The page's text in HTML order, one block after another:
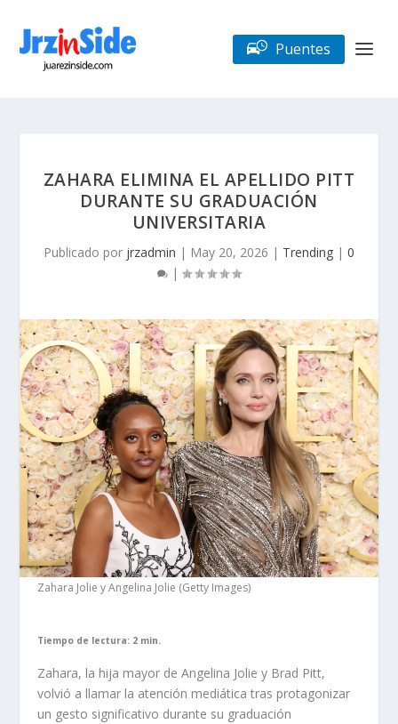
Puentes
ZAHARA ELIMINA EL APELLIDO PITT
DURANTE SU GRADUACIÓN
UNIVERSITARIA
Publicado por jrzadmin | May 20, 2026 | Trending | 0
|
Zahara Jolie y Angelina Jolie (Getty Images)
Tiempo de lectura: 2 min.
Zahara, la hija mayor de Angelina Jolie y Brad Pitt,
volvió a llamar la atención mediática tras protagonizar
un gesto significativo durante su graduación